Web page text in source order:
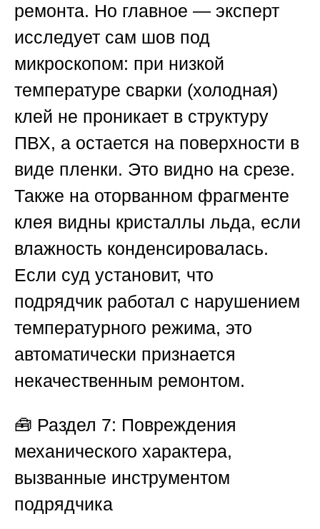
ремонта. Но главное — эксперт
исследует сам шов под
микроскопом: при низкой
температуре сварки (холодная)
клей не проникает в структуру
ПВХ, а остается на поверхности в
виде пленки. Это видно на срезе.
Также на оторванном фрагменте
клея видны кристаллы льда, если
влажность конденсировалась.
Если суд установит, что
подрядчик работал с нарушением
температурного режима, это
автоматически признается
некачественным ремонтом.
🧰 Раздел 7: Повреждения
механического характера,
вызванные инструментом
подрядчика